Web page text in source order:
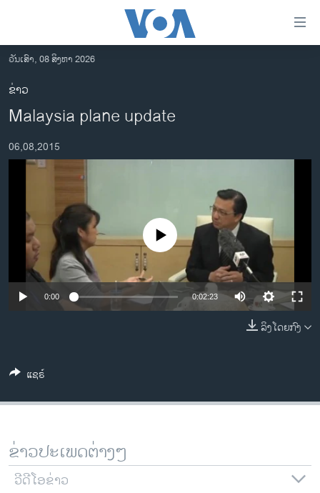
ເຂົ້າ
ຫາ
ຂ້າມ
ຂ້າມ
ໄປ
ອາເມຣິກາ
ການເລືອກຕັ້ງ ປະທານາທີບໍດີ ສະຫະລັດ 2024
ເອເຊຍ
ອິດສະຫຼະພາບດ້ານການຂ່າວ
ຊີວິດຊາວລາວ
ຊຸມຊົນຊາວລາວ
ພາສາອັງກິດ
ວີດີໂອ
ລາຍການກະຈາຍສຽງ
ລາຍງານ
ຕິດຕາມພວກເຮົາ ທີ່
ວັນເສົາ, 08 ສິງຫາ 2026
ຂ່າວ
Malaysia plane update
06,08,2015
No media source currently available
0:00 0:02:23
ລິງໂດຍກົງ
ແຊຣ໌
ຂ່າວປະເພດຕ່າງໆ
ວີດີໂອຂ່າວ